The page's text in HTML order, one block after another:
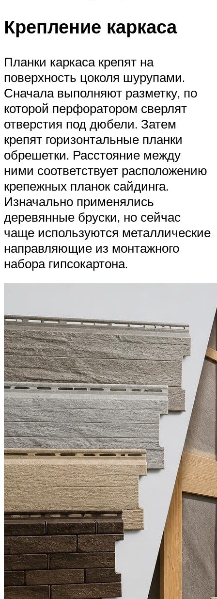
Крепление каркаса
Планки каркаса крепят на
поверхность цоколя шурупами.
Сначала выполняют разметку, по
которой перфоратором сверлят
отверстия под дюбели. Затем
крепят горизонтальные планки
обрешетки. Расстояние между
ними соответствует расположению
крепежных планок сайдинга.
Изначально применялись
деревянные бруски, но сейчас
чаще используются металлические
направляющие из монтажного
набора гипсокартона.